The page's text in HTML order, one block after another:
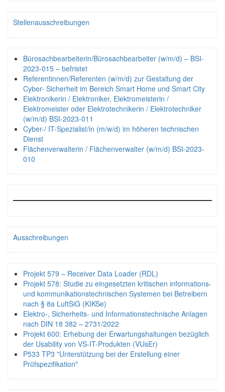
Stellenausschreibungen
Bürosachbearbeiterin/Bürosachbearbeiter (w/m/d) – BSI-
2023-015 – befristet
Referentinnen/Referenten (w/m/d) zur Gestaltung der
Cyber- Sicherheit im Bereich Smart Home und Smart City
Elektronikerin / Elektroniker, Elektromeisterin /
Elektromeister oder Elektrotechnikerin / Elektrotechniker
(w/m/d) BSI-2023-011
Cyber-/ IT-Spezialist/in (m/w/d) im höheren technischen
Dienst
Flächenverwalterin / Flächenverwalter (w/m/d) BSI-2023-
010
Ausschreibungen
Projekt 579 – Receiver Data Loader (RDL)
Projekt 578: Studie zu eingesetzten kritischen informations-
und kommunikationstechnischen Systemen bei Betreibern
nach § 8a LuftSiG (KIKSe)
Elektro-, Sicherheits- und Informationstechnische Anlagen
nach DIN 18 382 – 2731/2022
Projekt 600: Erhebung der Erwartungshaltungen bezüglich
der Usability von VS-IT-Produkten (VUsEr)
P533 TP3 "Unterstützung bei der Erstellung einer
Prüfspezifikation"